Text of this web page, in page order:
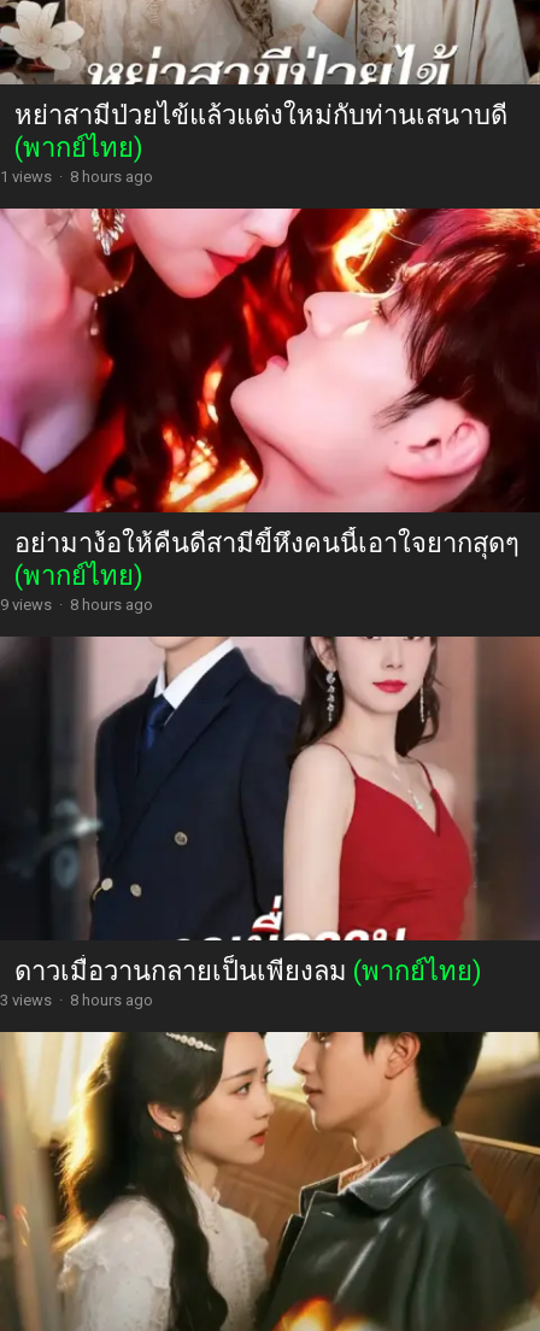
หย่าสามีป่วยไข้แล้วแต่งใหม่กับท่านเสนาบดี
(พากย์ไทย)
1 views · 8 hours ago
อย่ามาง้อให้คืนดีสามีขี้หึงคนนี้เอาใจยากสุดๆ
(พากย์ไทย)
9 views · 8 hours ago
ดาวเมื่อวานกลายเป็นเพียงลม (พากย์ไทย)
3 views · 8 hours ago